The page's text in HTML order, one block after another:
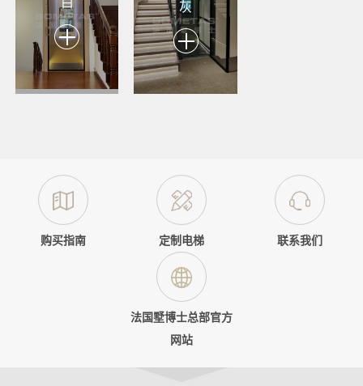
灰
购买指南 定制电梯 联系我们
法国墅博士总部官方
网站